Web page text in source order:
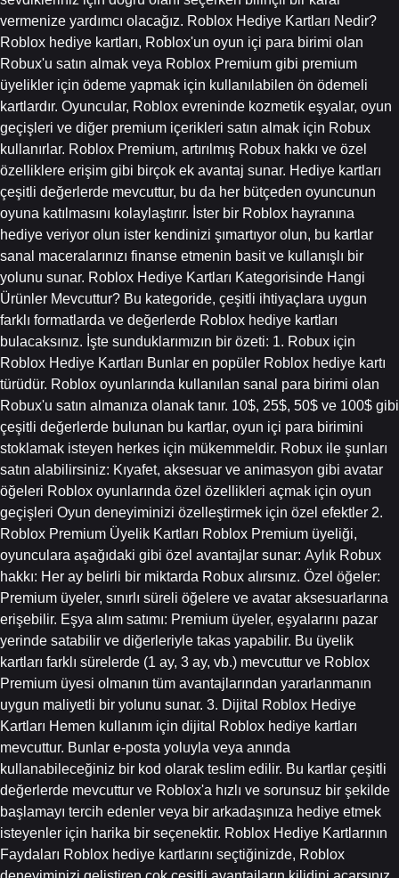
vermenize yardımcı olacağız. Roblox Hediye Kartları Nedir?
Roblox hediye kartları, Roblox'un oyun içi para birimi olan
Robux'u satın almak veya Roblox Premium gibi premium
üyelikler için ödeme yapmak için kullanılabilen ön ödemeli
kartlardır. Oyuncular, Roblox evreninde kozmetik eşyalar, oyun
geçişleri ve diğer premium içerikleri satın almak için Robux
kullanırlar. Roblox Premium, artırılmış Robux hakkı ve özel
özelliklere erişim gibi birçok ek avantaj sunar. Hediye kartları
çeşitli değerlerde mevcuttur, bu da her bütçeden oyuncunun
oyuna katılmasını kolaylaştırır. İster bir Roblox hayranına
hediye veriyor olun ister kendinizi şımartıyor olun, bu kartlar
sanal maceralarınızı finanse etmenin basit ve kullanışlı bir
yolunu sunar. Roblox Hediye Kartları Kategorisinde Hangi
Ürünler Mevcuttur? Bu kategoride, çeşitli ihtiyaçlara uygun
farklı formatlarda ve değerlerde Roblox hediye kartları
bulacaksınız. İşte sunduklarımızın bir özeti: 1. Robux için
Roblox Hediye Kartları Bunlar en popüler Roblox hediye kartı
türüdür. Roblox oyunlarında kullanılan sanal para birimi olan
Robux'u satın almanıza olanak tanır. 10$, 25$, 50$ ve 100$ gibi
çeşitli değerlerde bulunan bu kartlar, oyun içi para birimini
stoklamak isteyen herkes için mükemmeldir. Robux ile şunları
satın alabilirsiniz: Kıyafet, aksesuar ve animasyon gibi avatar
öğeleri Roblox oyunlarında özel özellikleri açmak için oyun
geçişleri Oyun deneyiminizi özelleştirmek için özel efektler 2.
Roblox Premium Üyelik Kartları Roblox Premium üyeliği,
oyunculara aşağıdaki gibi özel avantajlar sunar: Aylık Robux
hakkı: Her ay belirli bir miktarda Robux alırsınız. Özel öğeler:
Premium üyeler, sınırlı süreli öğelere ve avatar aksesuarlarına
erişebilir. Eşya alım satımı: Premium üyeler, eşyalarını pazar
yerinde satabilir ve diğerleriyle takas yapabilir. Bu üyelik
kartları farklı sürelerde (1 ay, 3 ay, vb.) mevcuttur ve Roblox
Premium üyesi olmanın tüm avantajlarından yararlanmanın
uygun maliyetli bir yolunu sunar. 3. Dijital Roblox Hediye
Kartları Hemen kullanım için dijital Roblox hediye kartları
mevcuttur. Bunlar e-posta yoluyla veya anında
kullanabileceğiniz bir kod olarak teslim edilir. Bu kartlar çeşitli
değerlerde mevcuttur ve Roblox'a hızlı ve sorunsuz bir şekilde
başlamayı tercih edenler veya bir arkadaşınıza hediye etmek
isteyenler için harika bir seçenektir. Roblox Hediye Kartlarının
Faydaları Roblox hediye kartlarını seçtiğinizde, Roblox